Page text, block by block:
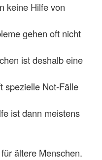
keine Hilfe von
gehen oft nicht
ist deshalb eine
spezielle Not-Fälle
ist dann meistens
ältere Menschen.